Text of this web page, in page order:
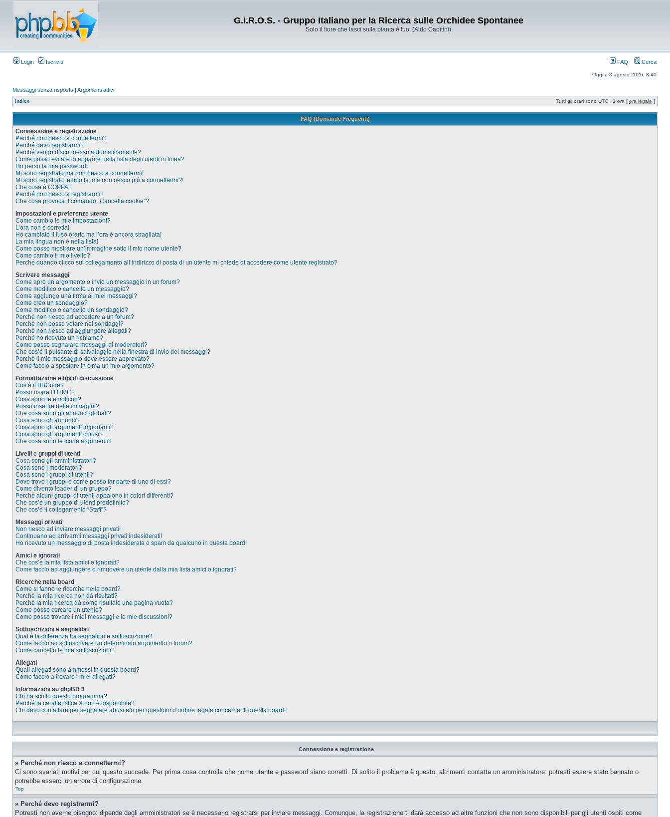
G.I.R.O.S. - Gruppo Italiano per la Ricerca sulle Orchidee Spontanee
Solo il fiore che lasci sulla pianta è tuo. (Aldo Capitini)
Login Iscriviti FAQ Cerca
Oggi è 8 agosto 2026, 8:40
Messaggi senza risposta | Argomenti attivi
Indice Tutti gli orari sono UTC +1 ora [ ora legale ]
FAQ (Domande Frequenti)
Connessione e registrazione
Perché non riesco a connettermi?
Perché devo registrarmi?
Perché vengo disconnesso automaticamente?
Come posso evitare di apparire nella lista degli utenti in linea?
Ho perso la mia password!
Mi sono registrato ma non riesco a connettermi!
Mi sono registrato tempo fa, ma non riesco piú a connettermi?!
Che cosa è COPPA?
Perché non riesco a registrarmi?
Che cosa provoca il comando “Cancella cookie”?
Impostazioni e preferenze utente
Come cambio le mie impostazioni?
L’ora non è corretta!
Ho cambiato il fuso orario ma l’ora è ancora sbagliata!
La mia lingua non è nella lista!
Come posso mostrare un’immagine sotto il mio nome utente?
Come cambio il mio livello?
Perché quando clicco sul collegamento all’indirizzo di posta di un utente mi chiede di accedere come utente registrato?
Scrivere messaggi
Come apro un argomento o invio un messaggio in un forum?
Come modifico o cancello un messaggio?
Come aggiungo una firma ai miei messaggi?
Come creo un sondaggio?
Come modifico o cancello un sondaggio?
Perché non riesco ad accedere a un forum?
Perché non posso votare nei sondaggi?
Perché non riesco ad aggiungere allegati?
Perché ho ricevuto un richiamo?
Come posso segnalare messaggi ai moderatori?
Che cos’è il pulsante di salvataggio nella finestra di invio dei messaggi?
Perché il mio messaggio deve essere approvato?
Come faccio a spostare in cima un mio argomento?
Formattazione e tipi di discussione
Cos’è il BBCode?
Posso usare l’HTML?
Cosa sono le emoticon?
Posso inserire delle immagini?
Che cosa sono gli annunci globali?
Cosa sono gli annunci?
Cosa sono gli argomenti importanti?
Cosa sono gli argomenti chiusi?
Che cosa sono le icone argomenti?
Livelli e gruppi di utenti
Cosa sono gli amministratori?
Cosa sono i moderatori?
Cosa sono i gruppi di utenti?
Dove trovo i gruppi e come posso far parte di uno di essi?
Come divento leader di un gruppo?
Perché alcuni gruppi di utenti appaiono in colori differenti?
Che cos’è un gruppo di utenti predefinito?
Che cos’è il collegamento “Staff”?
Messaggi privati
Non riesco ad inviare messaggi privati!
Continuano ad arrivarmi messaggi privati indesiderati!
Ho ricevuto un messaggio di posta indesiderata o spam da qualcuno in questa board!
Amici e ignorati
Che cos’è la mia lista amici e ignorati?
Come faccio ad aggiungere o rimuovere un utente dalla mia lista amici o ignorati?
Ricerche nella board
Come si fanno le ricerche nella board?
Perché la mia ricerca non dà risultati?
Perché la mia ricerca dà come risultato una pagina vuota?
Come posso cercare un utente?
Come posso trovare i miei messaggi e le mie discussioni?
Sottoscrizioni e segnalibri
Qual è la differenza fra segnalibri e sottoscrizione?
Come faccio ad sottoscrivere un determinato argomento o forum?
Come cancello le mie sottoscrizioni?
Allegati
Quali allegati sono ammessi in questa board?
Come faccio a trovare i miei allegati?
Informazioni su phpBB 3
Chi ha scritto questo programma?
Perché la caratteristica X non è disponibile?
Chi devo contattare per segnalare abusi e/o per questioni d’ordine legale concernenti questa board?
Connessione e registrazione
» Perché non riesco a connettermi?
Ci sono svariati motivi per cui questo succede. Per prima cosa controlla che nome utente e password siano corretti. Di solito il problema è questo, altrimenti contatta un amministratore: potresti essere stato bannato o
potrebbe esserci un errore di configurazione.
Top
» Perché devo registrarmi?
Potresti non averne bisogno: dipende dagli amministratori se è necessario registrarsi per inviare messaggi. Comunque, la registrazione ti darà accesso ad altre funzioni che non sono disponibili per gli utenti ospiti come